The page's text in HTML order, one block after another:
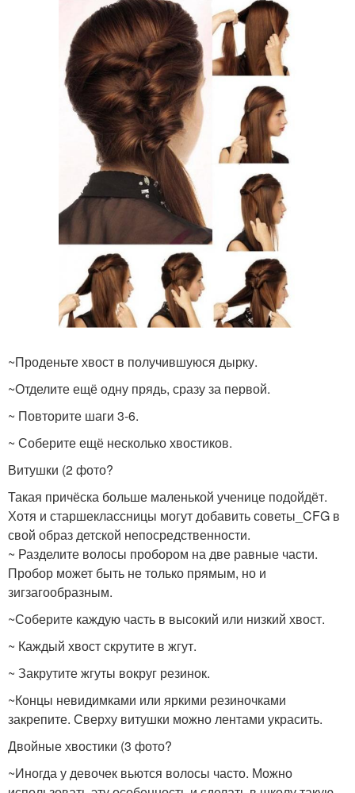
~Проденьте хвост в получившуюся дырку.
~Отделите ещё одну прядь, сразу за первой.
~ Повторите шаги 3-6.
~ Соберите ещё несколько хвостиков.
Витушки (2 фото?
Такая причёска больше маленькой ученице подойдёт.
Хотя и старшеклассницы могут добавить советы_CFG в
свой образ детской непосредственности.
~ Разделите волосы пробором на две равные части.
Пробор может быть не только прямым, но и
зигзагообразным.
~Соберите каждую часть в высокий или низкий хвост.
~ Каждый хвост скрутите в жгут.
~ Закрутите жгуты вокруг резинок.
~Концы невидимками или яркими резиночками
закрепите. Сверху витушки можно лентами украсить.
Двойные хвостики (3 фото?
~Иногда у девочек вьются волосы часто. Можно